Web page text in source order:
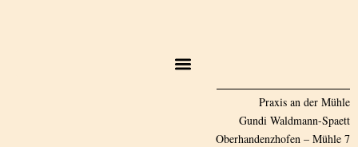
Praxis an der Mühle
Gundi Waldmann-Spaett
Oberhandenzhofen – Mühle 7